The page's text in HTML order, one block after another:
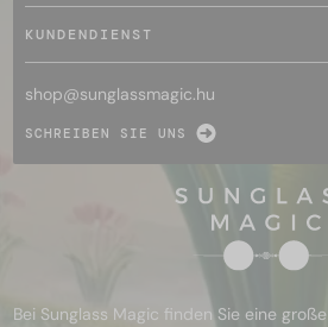
KUNDENDIENST
shop@sunglassmagic.hu
SCHREIBEN SIE UNS
Bei Sunglass Magic finden Sie eine